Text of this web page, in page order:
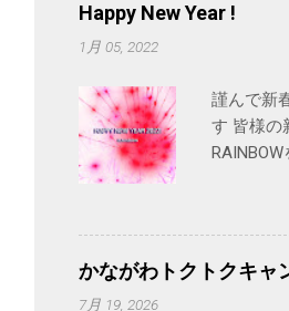
Happy New Year !
1月 05, 2022
謹んで新
す 皆様の
かながわトクトクキャ
7月 19, 2026